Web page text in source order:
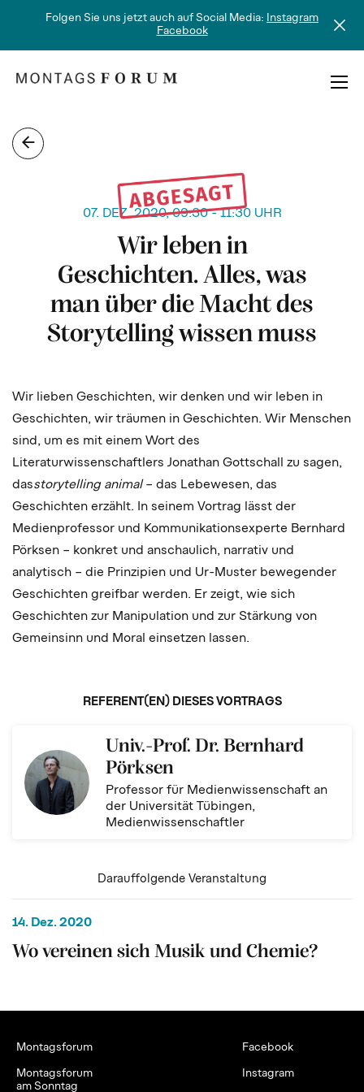
Folgen Sie uns jetzt auch auf Social Media:
Instagram
Facebook
07. DEZ. 2020, 09:30 - 11:30 UHR
Wir leben in
Geschichten. Alles, was
man über die Macht des
Storytelling wissen muss
Wir lieben Geschichten, wir denken und wir leben in
Geschichten, wir träumen in Geschichten. Wir Menschen
sind, um es mit einem Wort des
Literaturwissenschaftlers Jonathan Gottschall zu sagen,
dasstorytelling animal– das Lebewesen, das
Geschichten erzählt. In seinem Vortrag lässt der
Medienprofessor und Kommunikationsexperte Bernhard
Pörksen – konkret und anschaulich, narrativ und
analytisch – die Prinzipien und Ur-Muster bewegender
Geschichten greifbar werden. Er zeigt, wie sich
Geschichten zur Manipulation und zur Stärkung von
Gemeinsinn und Moral einsetzen lassen.
REFERENT(EN) DIESES VORTRAGS
Univ.-Prof. Dr. Bernhard
Pörksen
Professor für Medienwissenschaft an
der Universität Tübingen,
Medienwissenschaftler
Darauffolgende Veranstaltung
14. Dez. 2020
Wo vereinen sich Musik und Chemie?
Montagsforum
Montagsforum
am Sonntag
Facebook
Instagram